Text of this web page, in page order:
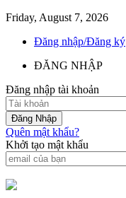
Friday, August 7, 2026
Đăng nhập/Đăng ký
ĐĂNG NHẬP
Đăng nhập tài khoản
Quên mật khẩu?
Khởi tạo mật khẩu